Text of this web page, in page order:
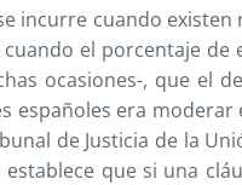
incurre cuando
el porcentaje
ocasiones-, que el
españoles era
de Justicia de la
que si una